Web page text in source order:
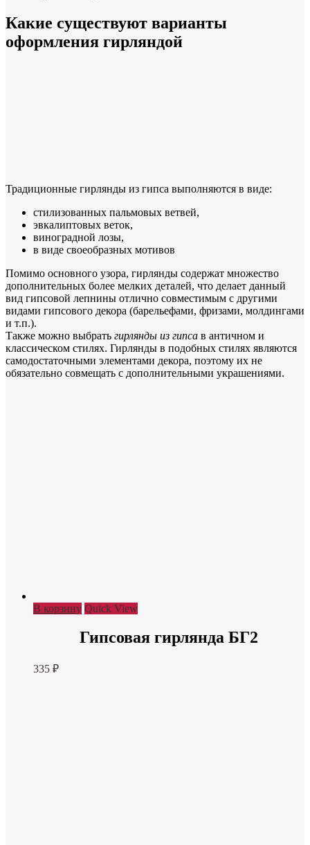
Какие существуют варианты
оформления гирляндой
Традиционные гирлянды из гипса выполняются в виде:
стилизованных пальмовых ветвей,
эвкалиптовых веток,
виноградной лозы,
в виде своеобразных мотивов
Помимо основного узора, гирлянды содержат множество
дополнительных более мелких деталей, что делает данный
вид гипсовой лепнины отлично совместимым с другими
видами гипсового декора (барельефами, фризами, молдингами
и т.п.).
Также можно выбрать гирлянды из гипса в античном и
классическом стилях. Гирлянды в подобных стилях являются
самодостаточными элементами декора, поэтому их не
обязательно совмещать с дополнительными украшениями.
В корзину Quick View
Гипсовая гирлянда БГ2
335 ₽